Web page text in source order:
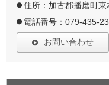
住所：加古郡播磨町
電話番号：079-435-
お問い合わせ